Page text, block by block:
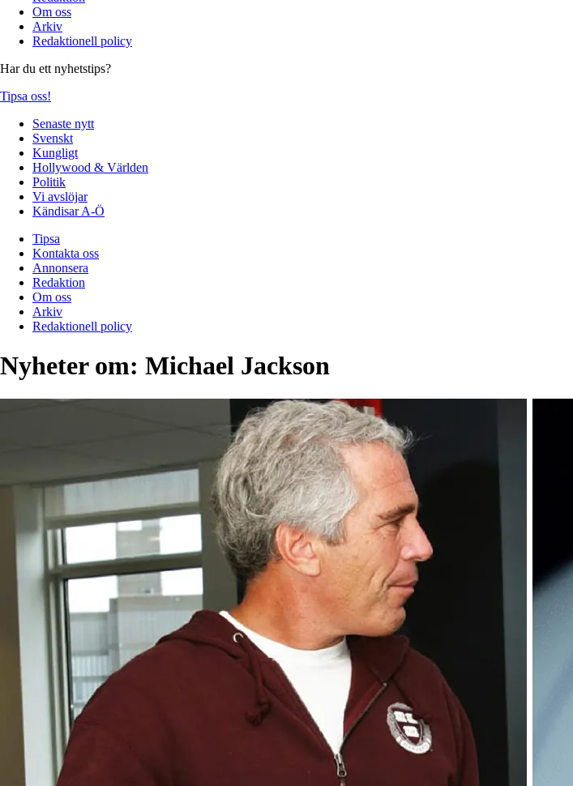
Om oss
Arkiv
Redaktionell policy
Har du ett nyhetstips?
Tipsa oss!
Senaste nytt
Svenskt
Kungligt
Hollywood & Världen
Politik
Vi avslöjar
Kändisar A-Ö
Tipsa
Kontakta oss
Annonsera
Redaktion
Om oss
Arkiv
Redaktionell policy
Nyheter om: Michael Jackson